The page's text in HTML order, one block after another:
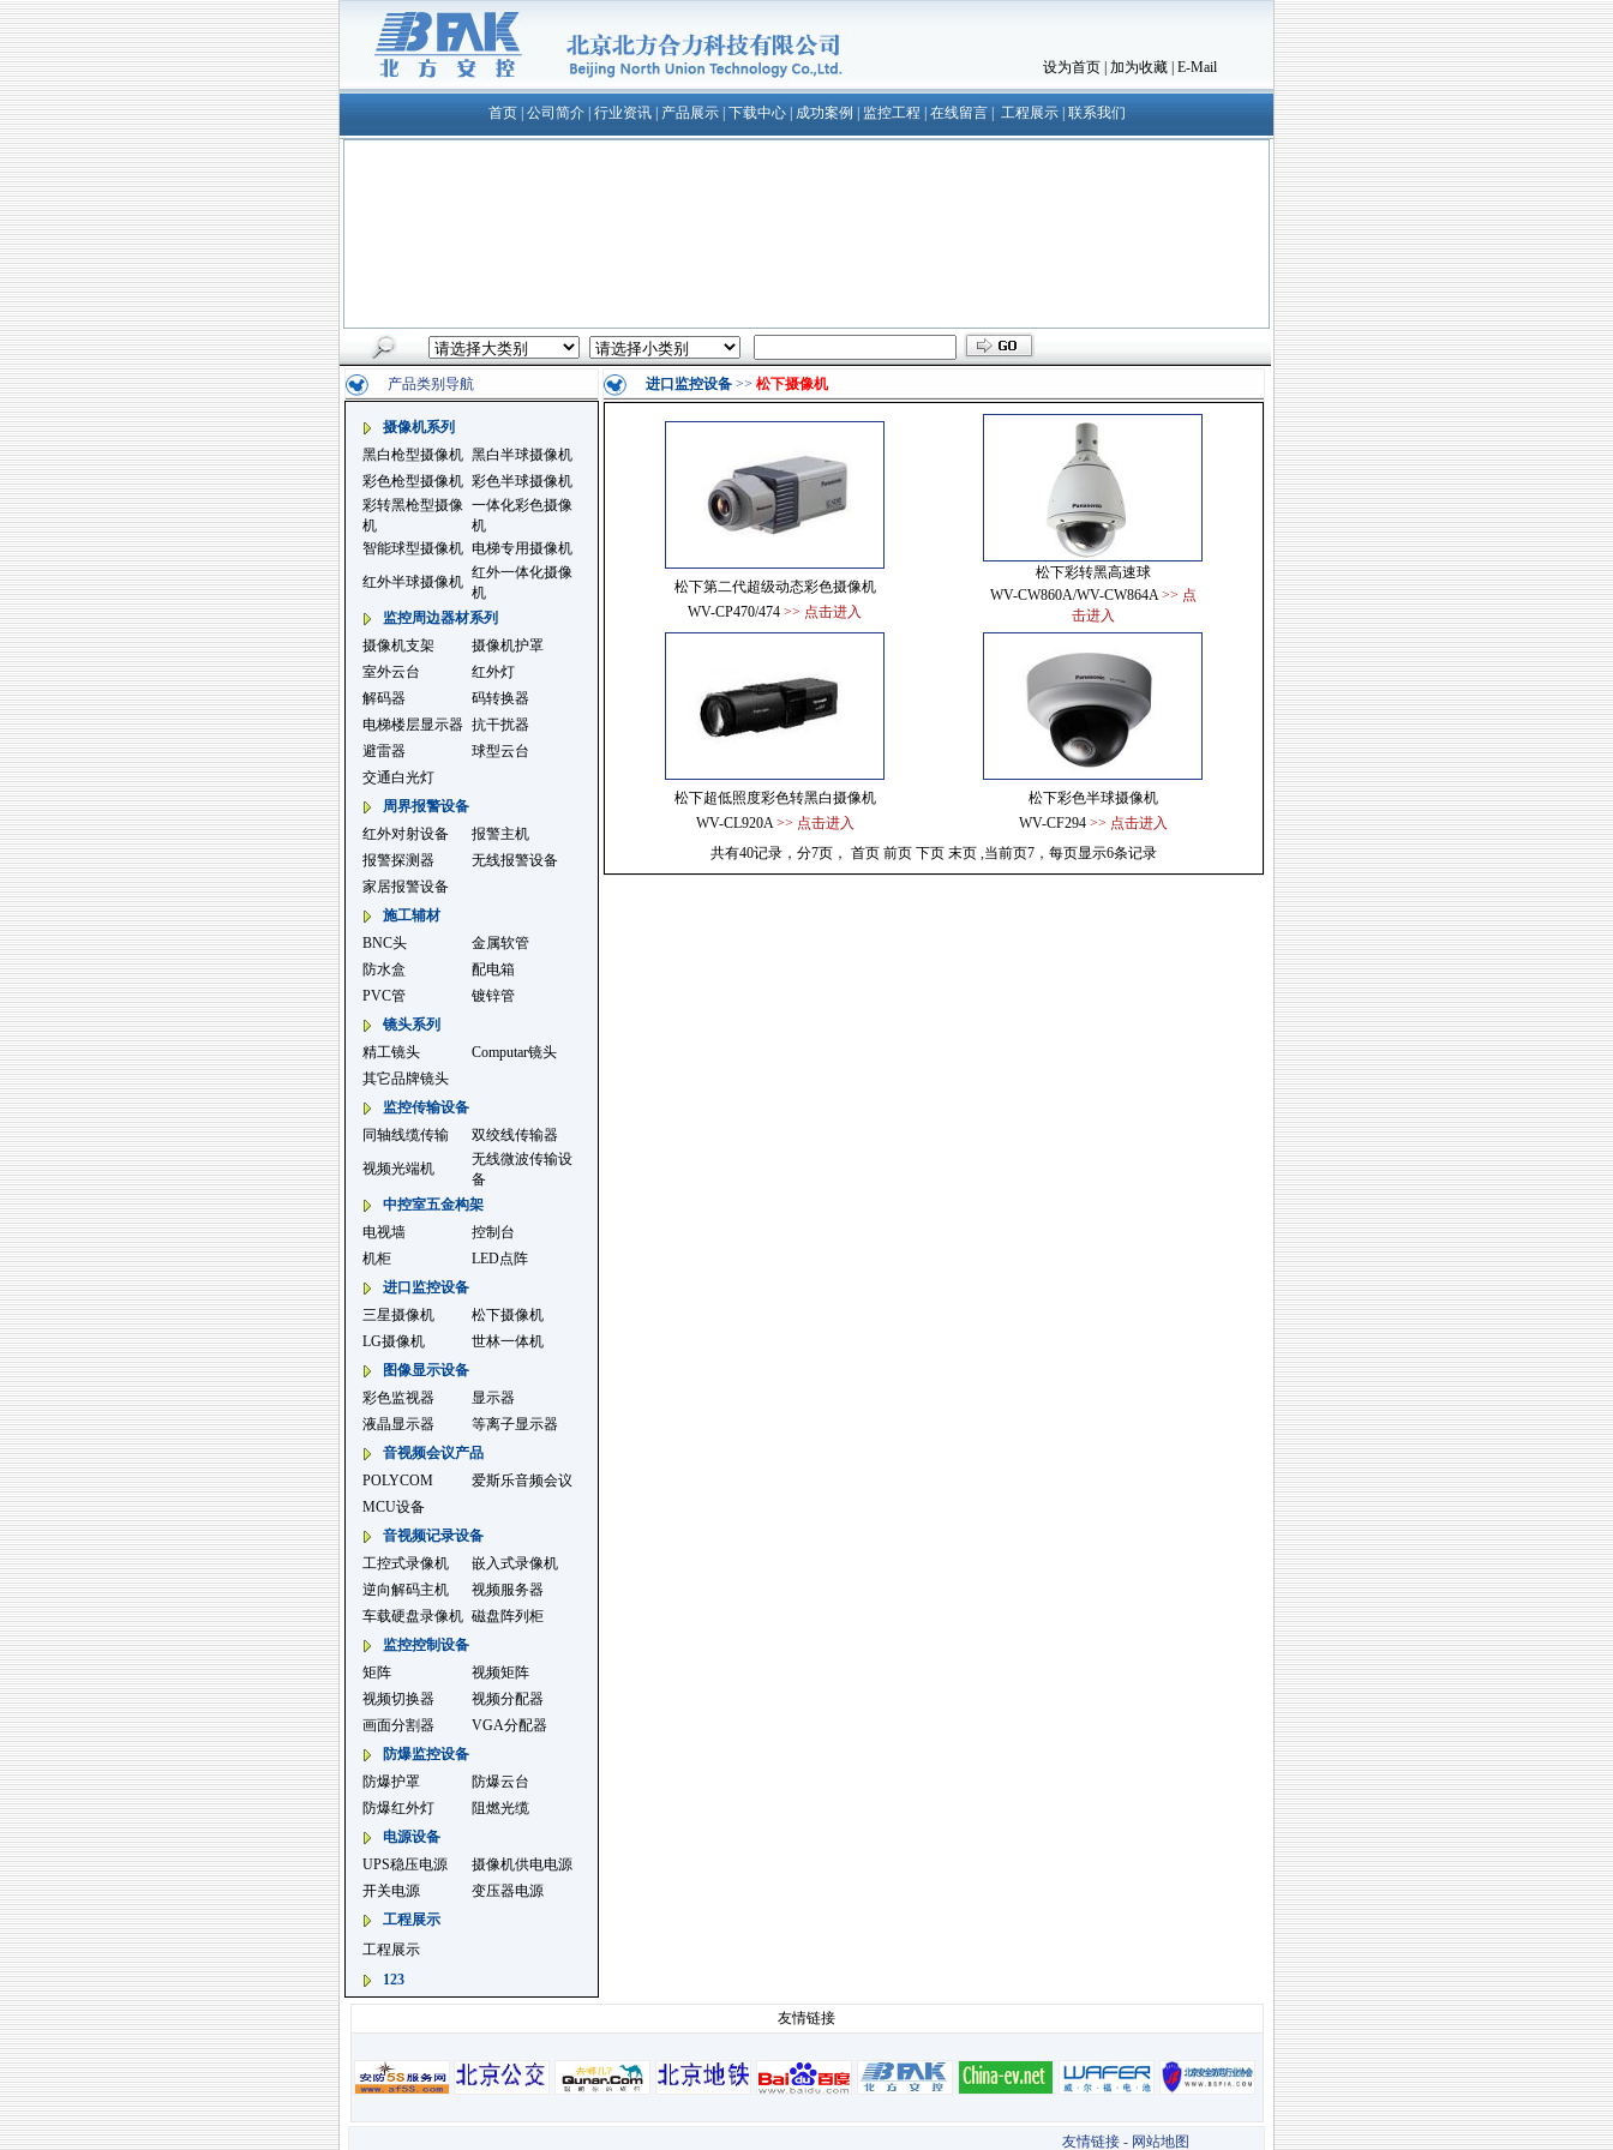
设为首页 加为收藏 E-Mail
首页| 公司简介| 行业资讯| 产品展示| 下载中心| 成功案例 监控工程 在线留言| 工程展示| 联系我们
产品类别导航 进口监控设备 >> 松下摄像机
松下第二代超级动态彩色摄像机
WV-CP470/474 >> 点击进入
松下彩转黑高速球
WV-CW860A/WV-CW864A>> 点
击进入
松下超低照度彩色转黑白摄像机
WV-CL920A>> 点击进入
松下彩色半球摄像机
WV-CF294 >> 点击进入
共有40记录，分7页， 首页 前页 下页 末页 ,当前页7，每页显示6条记录
摄像机系列
黑白枪型摄像机 黑白半球摄像机
彩色枪型摄像机 彩色半球摄像机
彩转黑枪型摄像
机
一体化彩色摄像
机
智能球型摄像机 电梯专用摄像机
红外半球摄像机
红外一体化摄像
机
监控周边器材系列
摄像机支架
摄像机护罩
室外云台
红外灯
解码器
码转换器
电梯楼层显示器 抗干扰器
避雷器
球型云台
交通白光灯
周界报警设备
红外对射设备
报警主机
报警探测器
无线报警设备
家居报警设备
施工辅材
BNC头
金属软管
防水盒
配电箱
PVC管
镀锌管
镜头系列
精工镜头
Computar镜头
其它品牌镜头
监控传输设备
同轴线缆传输
双绞线传输器
视频光端机
无线微波传输设
备
中控室五金构架
电视墙
控制台
机柜
LED点阵
进口监控设备
三星摄像机
松下摄像机
LG摄像机
世林一体机
图像显示设备
彩色监视器
显示器
液晶显示器
等离子显示器
音视频会议产品
POLYCOM
爱斯乐音频会议
MCU设备
音视频记录设备
工控式录像机
嵌入式录像机
逆向解码主机
视频服务器
车载硬盘录像机 磁盘阵列柜
监控控制设备
矩阵
视频矩阵
视频切换器
视频分配器
画面分割器
VGA分配器
防爆监控设备
防爆护罩
防爆云台
防爆红外灯
阻燃光缆
电源设备
UPS稳压电源
摄像机供电电源
开关电源
变压器电源
工程展示
工程展示
123
友情链接
友情链接 - 网站地图